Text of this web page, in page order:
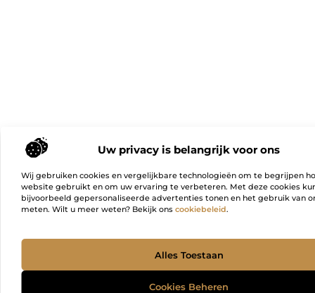
Uw privacy is belangrijk voor ons
Wij gebruiken cookies en vergelijkbare technologieën om te begrijpen
website gebruikt en om uw ervaring te verbeteren. Met deze cookies
bijvoorbeeld gepersonaliseerde advertenties tonen en het gebruik van
meten. Wilt u meer weten? Bekijk ons cookiebeleid.
Alles Toestaan
Cookies Beheren